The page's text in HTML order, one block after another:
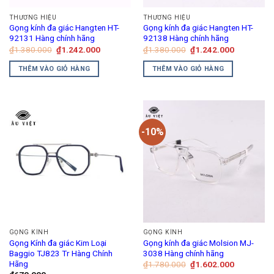
THƯƠNG HIỆU
Gọng kính đa giác Hangten HT-
92131 Hàng chính hãng
₫1.380.000 Giá
gốc
là:
₫1.380.000.
₫1.242.000Giá
THÊM VÀO GIỎ HÀNG
THƯƠNG HIỆU
Gọng kính đa giác Hangten HT-
92138 Hàng chính hãng
₫1.380.000 Giá
gốc
là:
₫1.380.000.
₫1.242.000Giá
THÊM VÀO GIỎ HÀNG
GỌNG KÍNH
Gọng Kính đa giác Kim Loại
Baggio TJ823 Tr Hàng Chính
Hãng
-10%
GỌNG KÍNH
Gọng kính đa giác Molsion MJ-
3038 Hàng chính hãng
₫1.780.000 Giá
gốc
₫1.602.000Giá